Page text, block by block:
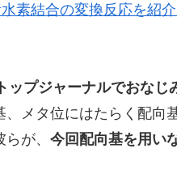
素結合の変換反応を紹
プジャーナルでおなじ
メタ位にはたらく配向
が、 今回配向基を用い